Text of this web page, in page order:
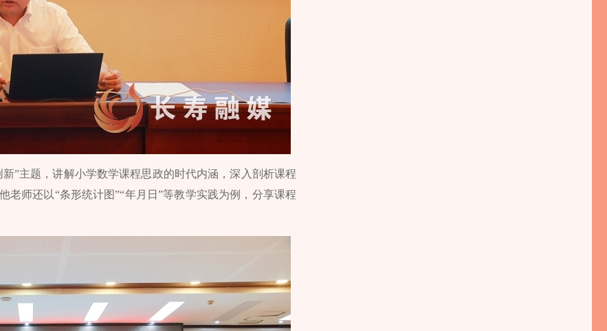
”主题，讲解小学数学课程思政的时代内涵，深入剖析课程
师还以“条形统计图”“年月日”等教学实践为例，分享课程